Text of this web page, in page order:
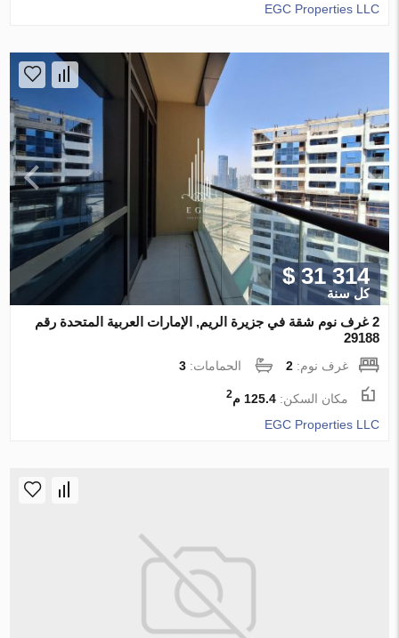
EGC Properties LLC
$ 31 314
كل سنة
2 غرف نوم شقة في جزيرة الريم, الإمارات العربية المتحدة رقم
29188
غرف نوم:2 الحمامات:3
مكان السكن:125.4 م 2
EGC Properties LLC